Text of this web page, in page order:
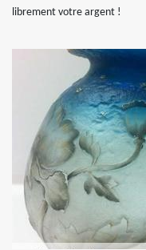
librement votre argent !